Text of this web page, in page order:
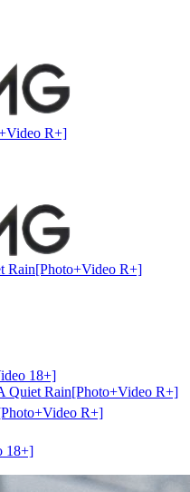
R+]
Rain[Photo+Video R+]
18+]
Quiet Rain[Photo+Video R+]
R+]
18+]